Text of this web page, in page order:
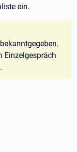
ein.
Einzelgespräch